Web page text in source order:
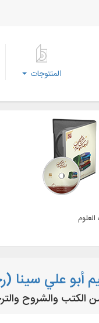
المنتوجات
أبو علي سينا
والشروح والترجمات والحواشي، في 100 مجلداً من